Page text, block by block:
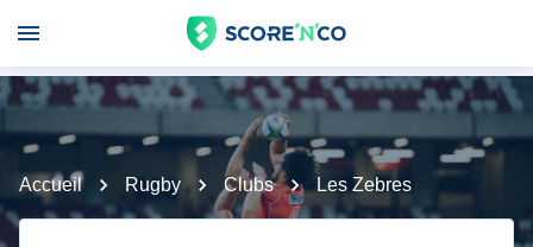
Accueil Rugby Clubs Les Zebres